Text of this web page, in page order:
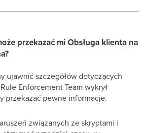
przekazać mi Obsługa klienta na
ujawnić szczegółów dotyczących
Enforcement Team wykrył
przekazać pewne informacje.
związanych ze skryptami i